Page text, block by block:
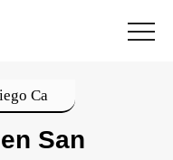
Ca
San